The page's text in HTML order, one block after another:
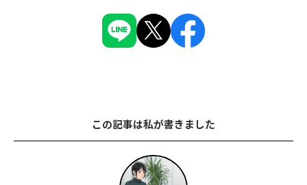
この記事は私が書きました